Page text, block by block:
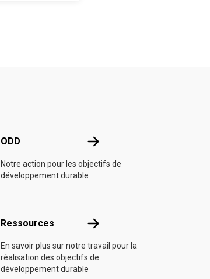
ODD ODD
Notre action pour les objectifs de
développement durable
Ressources Ressources
En savoir plus sur notre travail pour la
réalisation des objectifs de
développement durable